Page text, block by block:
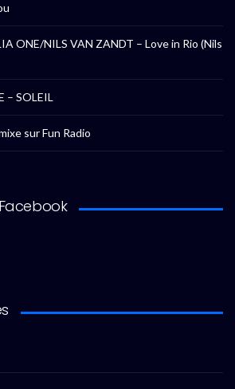
ONE/NILS VAN ZANDT – Love in Rio (Nils
– SOLEIL
sur Fun Radio